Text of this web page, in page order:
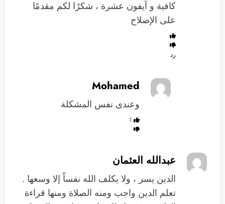
كافية و آيفون عشرة ، شكرًا لكم مقدمًا
على الإصلاح
رد
Mohamed
وعندى نفس المشكلة
1
عبدالله العثمان
الدين يسر ، ولا يكلف الله نفساً إلا وسعها .
تعلم الدين واجب ومنه الصلاة ومنها قراءة